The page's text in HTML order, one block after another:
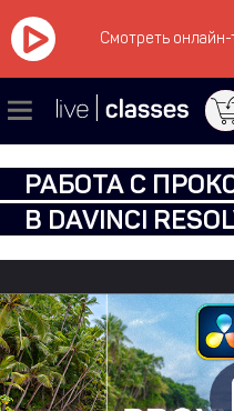
Смотреть
РАБОТА С
В DAVINCI